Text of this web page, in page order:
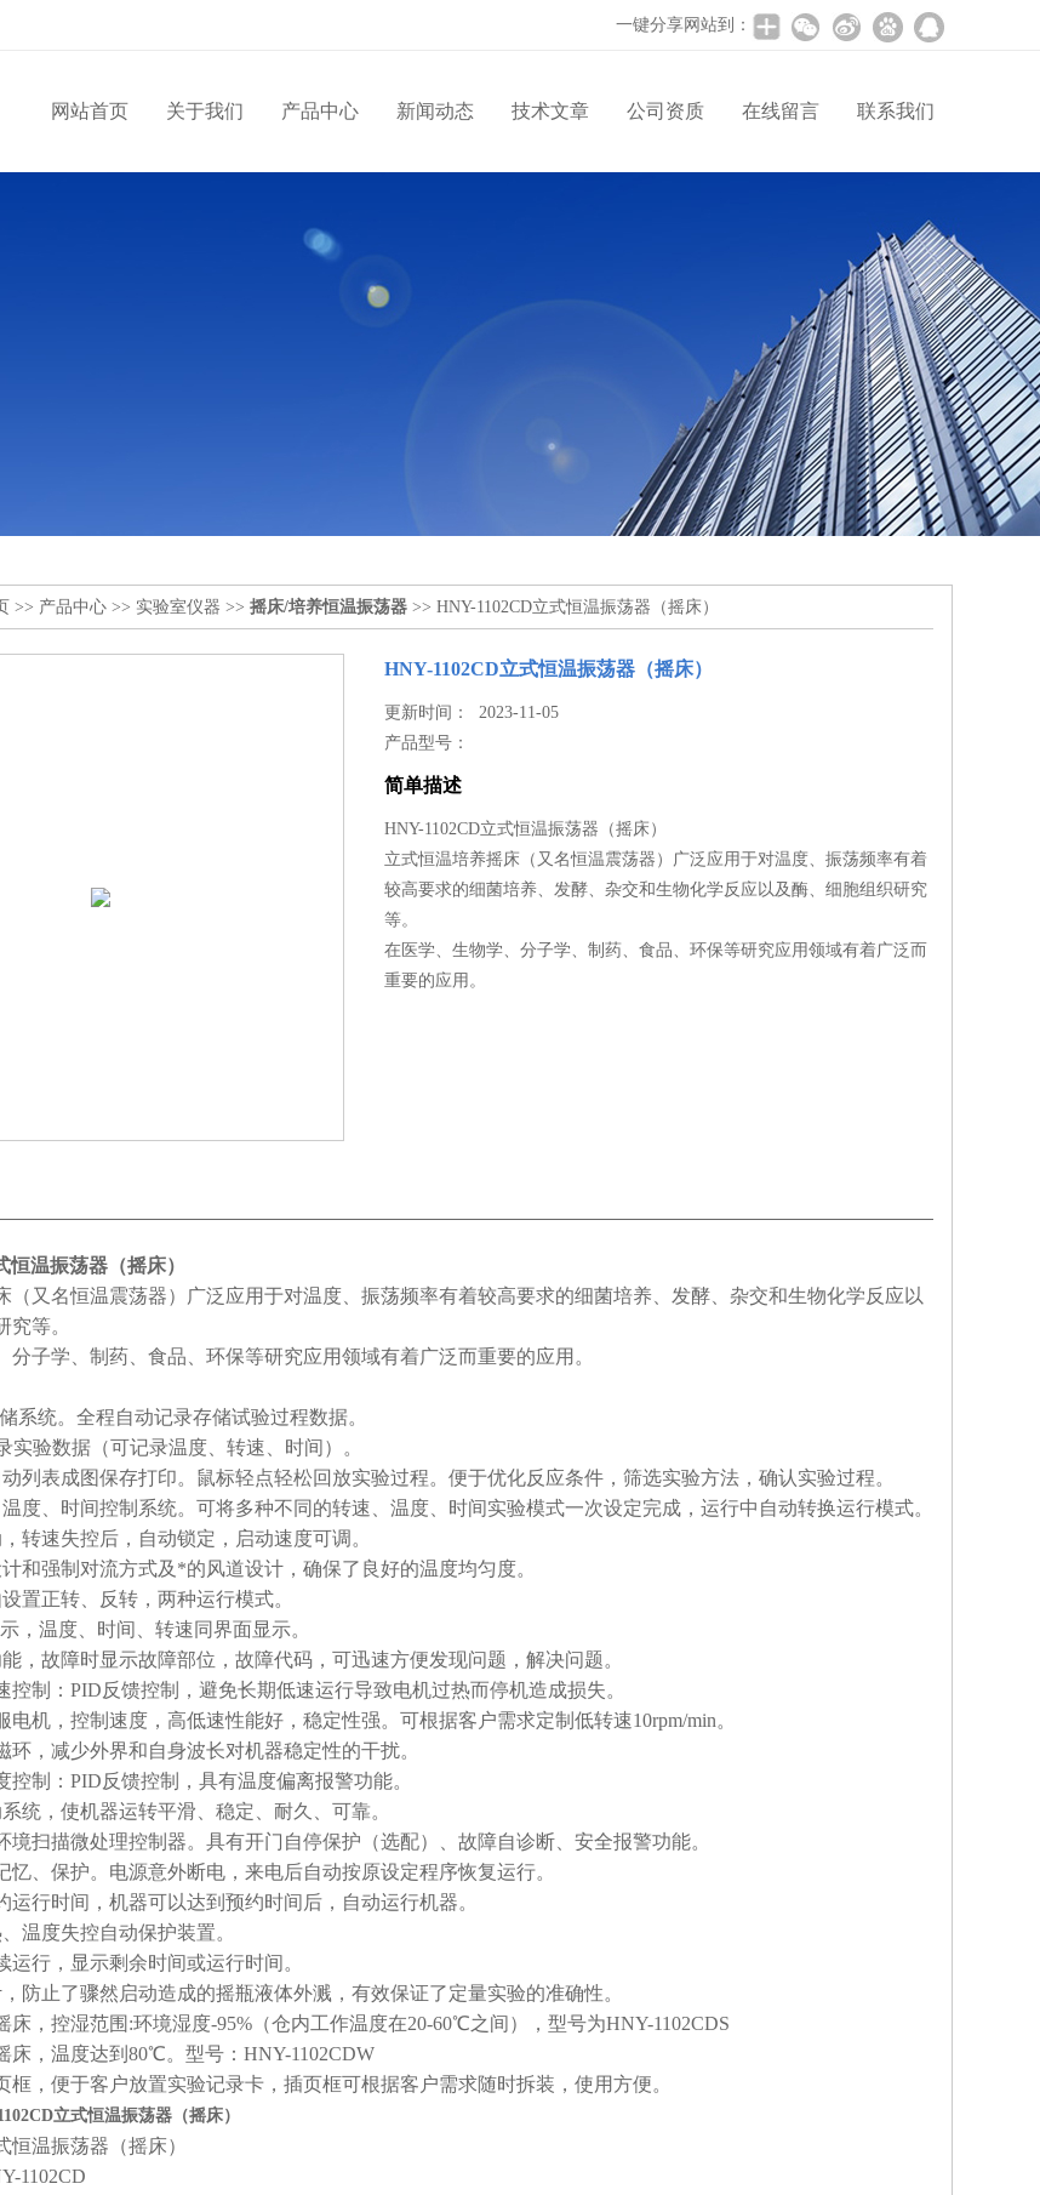
一键分享网站到：
网站首页 关于我们 产品中心 新闻动态 技术文章 公司资质 在线留言 联系我们
>> 产品中心 >> 实验室仪器 >> 摇床/培养恒温振荡器 >> HNY-1102CD立式恒温振荡器（摇床）
HNY-1102CD立式恒温振荡器（摇床）
更新时间： 2023-11-05
产品型号：
简单描述
HNY-1102CD立式恒温振荡器（摇床）
立式恒温培养摇床（又名恒温震荡器）广泛应用于对温度、振荡频率有着
较高要求的细菌培养、发酵、杂交和生物化学反应以及酶、细胞组织研究
等。
在医学、生物学、分子学、制药、食品、环保等研究应用领域有着广泛而
重要的应用。
恒温振荡器（摇床）
（又名恒温震荡器）广泛应用于对温度、振荡频率有着较高要求的细菌培养、发酵、杂交和生物化学反应以
究等。
分子学、制药、食品、环保等研究应用领域有着广泛而重要的应用。
系统。全程自动记录存储试验过程数据。
实验数据（可记录温度、转速、时间）。
列表成图保存打印。鼠标轻点轻松回放实验过程。便于优化反应条件，筛选实验方法，确认实验过程。
度、时间控制系统。可将多种不同的转速、温度、时间实验模式一次设定完成，运行中自动转换运行模式。
转速失控后，自动锁定，启动速度可调。
和强制对流方式及*的风道设计，确保了良好的温度均匀度。
置正转、反转，两种运行模式。
，温度、时间、转速同界面显示。
，故障时显示故障部位，故障代码，可迅速方便发现问题，解决问题。
控制：PID反馈控制，避免长期低速运行导致电机过热而停机造成损失。
电机，控制速度，高低速性能好，稳定性强。可根据客户需求定制低转速10rpm/min。
环，减少外界和自身波长对机器稳定性的干扰。
控制：PID反馈控制，具有温度偏离报警功能。
统，使机器运转平滑、稳定、耐久、可靠。
境扫描微处理控制器。具有开门自停保护（选配）、故障自诊断、安全报警功能。
忆、保护。电源意外断电，来电后自动按原设定程序恢复运行。
运行时间，机器可以达到预约时间后，自动运行机器。
温度失控自动保护装置。
运行，显示剩余时间或运行时间。
防止了骤然启动造成的摇瓶液体外溅，有效保证了定量实验的准确性。
床，控湿范围:环境湿度-95%（仓内工作温度在20-60℃之间），型号为HNY-1102CDS
床，温度达到80℃。型号：HNY-1102CDW
框，便于客户放置实验记录卡，插页框可根据客户需求随时拆装，使用方便。
立式恒温振荡器（摇床）
恒温振荡器（摇床）
1102CD